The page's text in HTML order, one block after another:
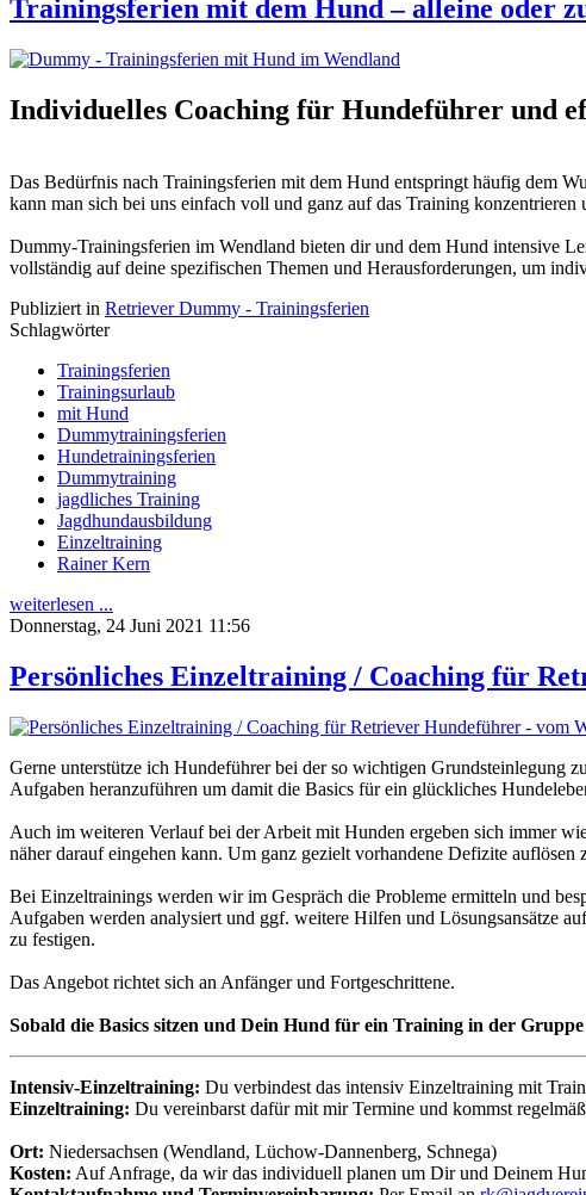
Trainingsferien mit dem Hund – alleine oder
Individuelles Coaching für Hundeführer und
Das Bedürfnis nach Trainingsferien mit dem Hund entspringt häufig dem
kann man sich bei uns einfach voll und ganz auf das Training
Dummy-Trainingsferien im Wendland bieten dir und dem Hund intensive
vollständig auf deine spezifischen Themen und Herausforderungen, um
Publiziert in Retriever Dummy - Trainingsferien
Schlagwörter
Trainingsferien
Trainingsurlaub
mit Hund
Dummytrainingsferien
Hundetrainingsferien
Dummytraining
jagdliches Training
Jagdhundausbildung
Einzeltraining
Rainer Kern
weiterlesen ...
Donnerstag, 24 Juni 2021 11:56
Persönliches Einzeltraining / Coaching für
Gerne unterstütze ich Hundeführer bei der so wichtigen Grundsteinlegung
Aufgaben heranzuführen um damit die Basics für ein glückliches
Auch im weiteren Verlauf bei der Arbeit mit Hunden ergeben sich immer
näher darauf eingehen kann. Um ganz gezielt vorhandene Defizite
Bei Einzeltrainings werden wir im Gespräch die Probleme ermitteln und
Aufgaben werden analysiert und ggf. weitere Hilfen und Lösungsansätze
zu festigen.
Das Angebot richtet sich an Anfänger und Fortgeschrittene.
Sobald die Basics sitzen und Dein Hund für ein Training in der
Intensiv-Einzeltraining: Du verbindest das intensiv Einzeltraining mit
Einzeltraining: Du vereinbarst dafür mit mir Termine und kommst
Ort: Niedersachsen (Wendland, Lüchow-Dannenberg, Schnega)
Kosten: Auf Anfrage, da wir das individuell planen um Dir und Deinem